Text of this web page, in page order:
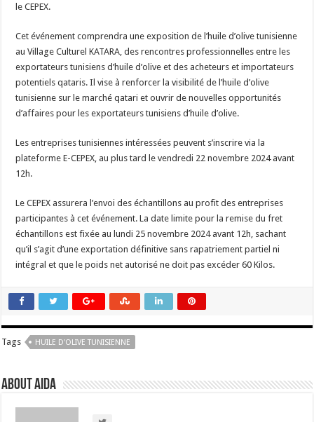
le CEPEX.
Cet événement comprendra une exposition de l’huile d’olive tunisienne
au Village Culturel KATARA, des rencontres professionnelles entre les
exportateurs tunisiens d’huile d’olive et des acheteurs et importateurs
potentiels qataris. Il vise à renforcer la visibilité de l’huile d’olive
tunisienne sur le marché qatari et ouvrir de nouvelles opportunités
d’affaires pour les exportateurs tunisiens d’huile d’olive.
Les entreprises tunisiennes intéressées peuvent s’inscrire via la
plateforme E-CEPEX, au plus tard le vendredi 22 novembre 2024 avant
12h.
Le CEPEX assurera l’envoi des échantillons au profit des entreprises
participantes à cet événement. La date limite pour la remise du fret
échantillons est fixée au lundi 25 novembre 2024 avant 12h, sachant
qu’il s’agit d’une exportation définitive sans rapatriement partiel ni
intégral et que le poids net autorisé ne doit pas excéder 60 Kilos.
Tags HUILE D'OLIVE TUNISIENNE
About Aida